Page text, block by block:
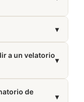
▾
a un velatorio
▾
pésame es
de
▾